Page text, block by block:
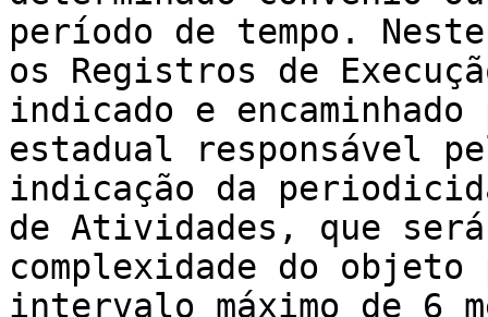
período de tempo.
os Registros de
indicado e
estadual responsável
indicação da
de Atividades, que
complexidade do objeto
intervalo máximo de 6